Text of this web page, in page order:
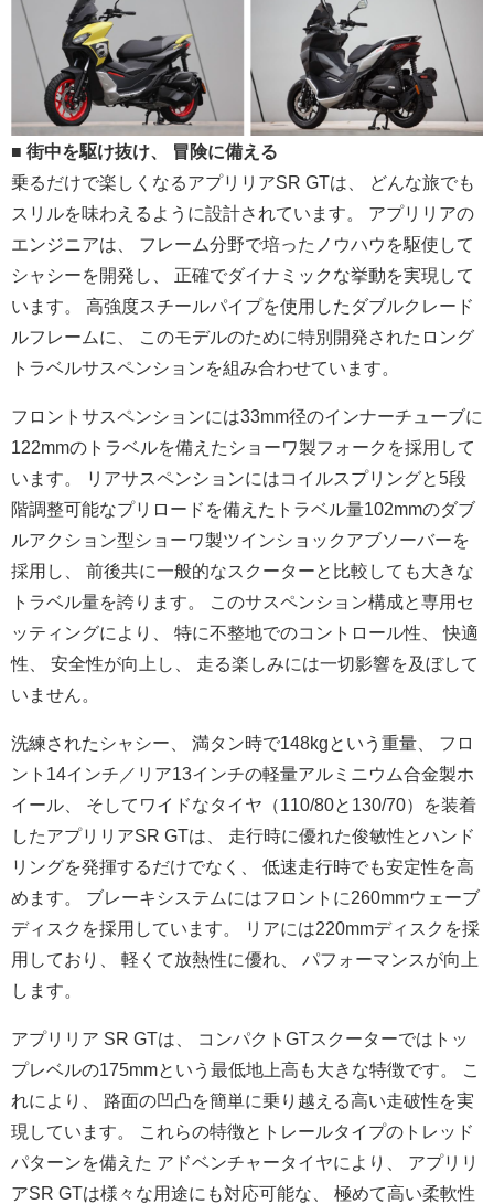
■ 街中を駆け抜け、 冒険に備える
乗るだけで楽しくなるアプリリアSR GTは、 どんな旅でも
スリルを味わえるように設計されています。 アプリリアの
エンジニアは、 フレーム分野で培ったノウハウを駆使して
シャシーを開発し、 正確でダイナミックな挙動を実現して
います。 高強度スチールパイプを使用したダブルクレード
ルフレームに、 このモデルのために特別開発されたロング
トラベルサスペンションを組み合わせています。
フロントサスペンションには33mm径のインナーチューブに
122mmのトラベルを備えたショーワ製フォークを採用して
います。 リアサスペンションにはコイルスプリングと5段
階調整可能なプリ ロードを備えたトラベル量102mmのダブ
ルアクション型ショーワ製ツインショックアブソーバーを
採用し、 前後共に一般的なスクーターと比較しても大きな
トラベル量を誇り ます。 このサスペンション構成と専用セ
ッティングにより、 特に不整地でのコントロール性、 快適
性、 安全性が向上し、 走る楽しみには一切影響を及ぼして
いません。
洗練されたシャシー、 満タン時で148kgという重量、 フロ
ント14インチ／ リア13インチの軽量アルミニウム合金製ホ
イール、 そしてワイドなタイヤ（110/80と130/70）
を装着
したアプリリアSR GTは、 走行時に優れた俊敏性とハンド
リングを発揮するだけでなく、 低速走行時でも安定性を高
めます。 ブレーキシステムにはフロントに260mmウェーブ
ディスクを採用しています。 リアには220mmディスクを採
用しており、 軽くて放熱性に優れ、 パフォーマンスが向上
します。
アプリリア SR GTは、 コンパクトGTスクーターではトッ
プレベルの175mmという最低地上高も大きな特徴です。 こ
れにより、 路面の凹凸を簡単に乗り越える高い走破性を実
現しています。 これらの特徴とトレールタイプのトレッド
パターンを備えた アドベンチャータイヤにより、 アプリリ
アSR GTは様々な用途にも対応可能な、 極めて高い柔軟性